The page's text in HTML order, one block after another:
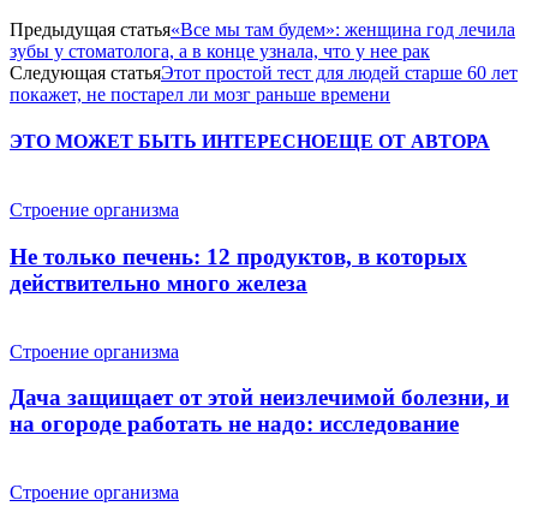
Предыдущая статья«Все мы там будем»: женщина год лечила
зубы у стоматолога, а в конце узнала, что у нее рак
Следующая статьяЭтот простой тест для людей старше 60 лет
покажет, не постарел ли мозг раньше времени
ЭТО МОЖЕТ БЫТЬ ИНТЕРЕСНОЕЩЕ ОТ АВТОРА
Строение организма
Не только печень: 12 продуктов, в которых
действительно много железа
Строение организма
Дача защищает от этой неизлечимой болезни, и
на огороде работать не надо: исследование
Строение организма